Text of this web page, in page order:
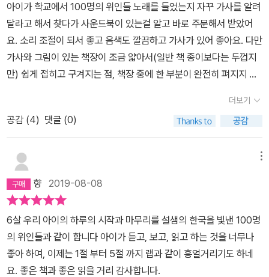
아이가 학교에서 100명의 위인들 노래를 들었는지 자꾸 가사를 알려
달라고 해서 찾다가 사운드북이 있는걸 알고 바로 주문해서 받았어
요. 소리 조절이 되서 좋고 음색도 깔끔하고 가사가 있어 좋아요. 다만
가사와 그림이 있는 책장이 조금 얇아서(일반 책 종이보다는 두껍지
만) 쉽게 접히고 구겨지는 점, 책장 중에 한 부분이 완전히 펴지지 않
더보기
공감 (4) 댓글 (0)
향2019-08-08
6살 우리 아이의 하루의 시작과 마무리를 설샘의 한국을 빛낸 100명
의 위인들과 같이 합니다 아이가 듣고, 보고, 읽고 하는 것을 너무나
좋아 하여, 이제는 1절 부터 5절 까지 랩과 같이 흥얼거리기도 하네
요. 좋은 책과 좋은 읽을 거리 감사합니다.